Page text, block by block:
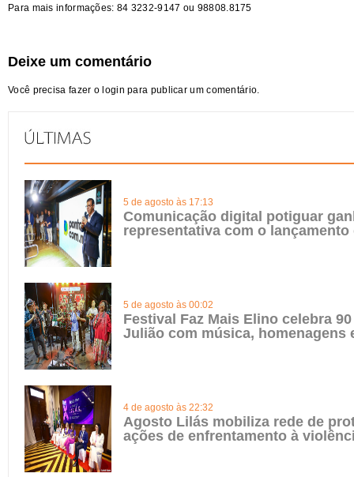
Para mais informações: 84 3232-9147 ou 98808.8175
Deixe um comentário
Você precisa fazer o login para publicar um comentário.
5 de agosto às 17:13
Comunicação digital potiguar
representativa com o lançamento
5 de agosto às 00:02
Festival Faz Mais Elino celebra
Julião com música, homenagens
4 de agosto às 22:32
Agosto Lilás mobiliza rede de
ações de enfrentamento à